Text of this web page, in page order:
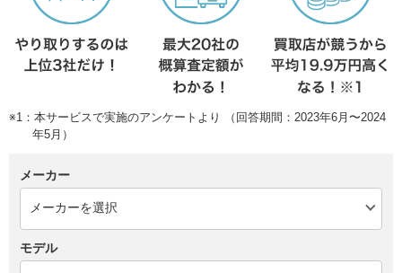
※1：本サービスで実施のアンケートより （回答期間：2023年6月〜2024
年5月）
メーカー
モデル